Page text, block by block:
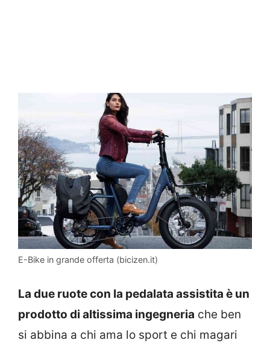
E-Bike in grande offerta (bicizen.it)
La due ruote con la pedalata assistita è un
prodotto di altissima ingegneria che ben
si abbina a chi ama lo sport e chi magari